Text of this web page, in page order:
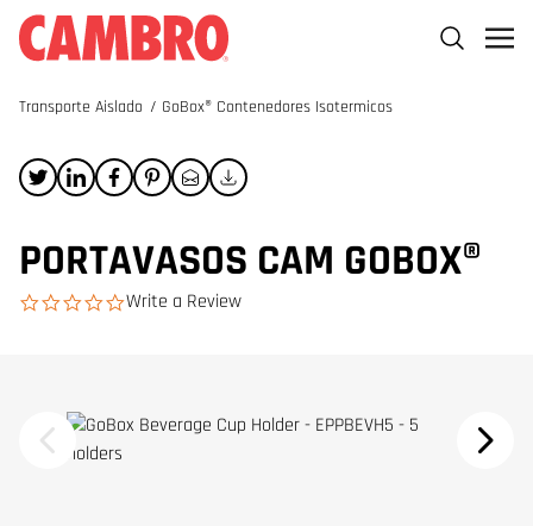
Transporte Aislado / GoBox® Contenedores Isotermicos
PORTAVASOS CAM GOBOX®
0.0 star rating
Write a Review